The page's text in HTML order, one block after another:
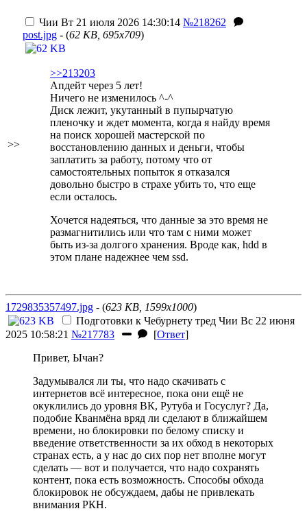
>>
Чии Вт 21 июля 2026 14:30:14 №218262
post.jpg - (62 KB, 695x709)
>>213203
Апдейт через 5 лет!
Ничего не изменилось ^-^
Диск лежит, укутанный в пупырчатую
пленочку и ждет момента, когда я найду время
на поиск хорошей мастерской по
восстановлению данных и деньги, чтобы
заплатить за работу, потому что от
самостоятельных попыток я отказался
довольно быстро в страхе убить то, что еще
если осталось.
Хочется надеяться, что данные за это время не
размагнитились или что там с ними может
быть из-за долгого хранения. Вроде как, hdd в
этом плане надежнее чем ssd.
1729835357497.jpg - (623 KB, 1599x1000)
Подготовки к Чебурнету тред Чии Вс 22 июня
2025 10:58:21 №217783 [Ответ]
Привет, Ычан?
Задумывался ли ты, что надо скачивать с
интернетов всё интересное, пока они ещё не
окуклились до уровня ВК, Рутуба и Госуслуг? Да,
подобие Кванмёна вряд ли сделают в ближайшем
времени, но блокировки по белому списку и
введение ответственности за их обход в некоторых
странах есть, а у нас до сих пор нет вполне могут
сделать — вот и получается, что надо сохранять
контент, пока есть возможность. Способы обхода
блокировок не обсуждаем, дабы не привлекать
внимания РКН.